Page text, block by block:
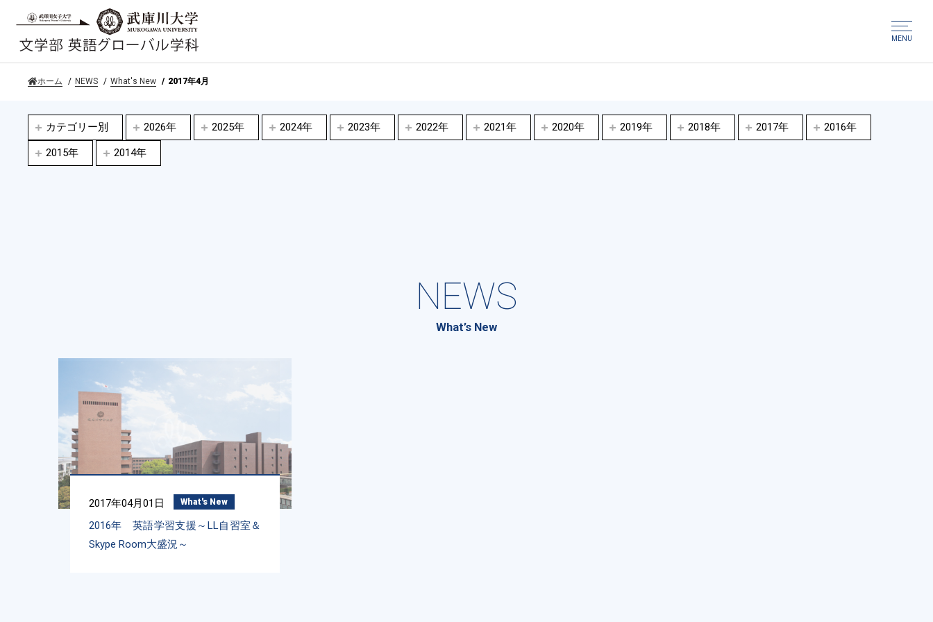
MENU
ホーム NEWS What's New 2017年4月
カテゴリー別 2026年 2025年 2024年 2023年 2022年 2021年 2020年 2019年 2018年 2017年 2016年
2015年 2014年
NEWS
What’s New
2017年04月01日 What's New
2016年 英語学習支援～LL自習室＆
Skype Room大盛況～